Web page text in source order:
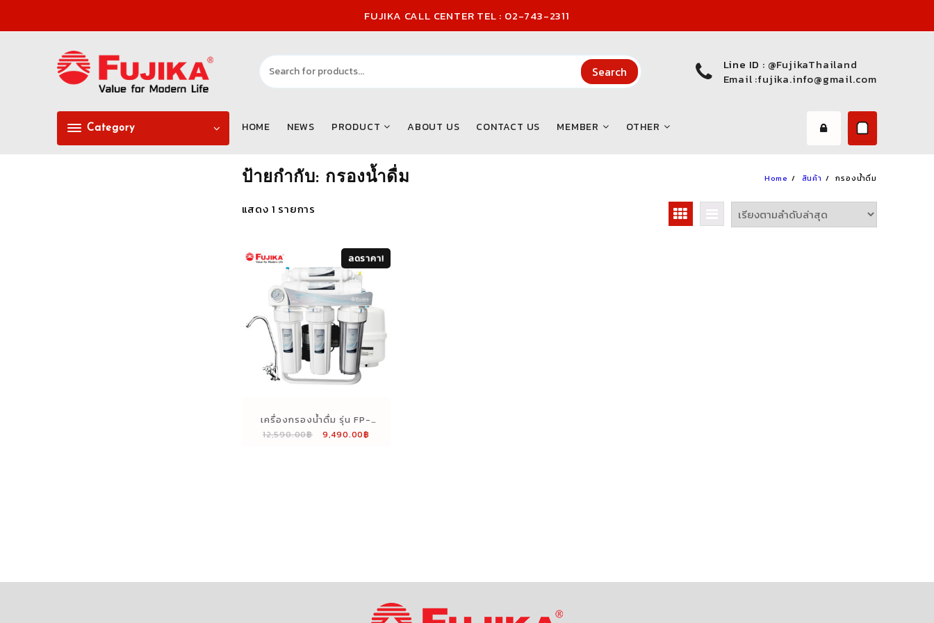
content
FUJIKA CALL CENTER TEL : 02-743-2311
Search Line ID : @FujikaThailand
Email :fujika.info@gmail.com
Category HOME NEWS PRODUCT ABOUT US CONTACT US MEMBER OTHER
ป้ายกำกับ: กรองน้ำดื่ม Home สินค้า กรองน้ำดื่ม
แสดง 1 รายการ
ลดราคา!
เครื่องกรองน้ำดื่ม รุ่น FP-
564RO (Reverse Osmosis)
12,590.00฿
Original
9,490.00฿